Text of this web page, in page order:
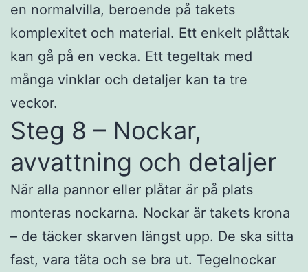
en normalvilla, beroende på takets
komplexitet och material. Ett enkelt plåttak
kan gå på en vecka. Ett tegeltak med
många vinklar och detaljer kan ta tre
veckor.
Steg 8 – Nockar,
avvattning och detaljer
När alla pannor eller plåtar är på plats
monteras nockarna. Nockar är takets krona
– de täcker skarven längst upp. De ska sitta
fast, vara täta och se bra ut. Tegelnockar